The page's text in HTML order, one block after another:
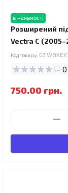
в наявності
Розширений
Vectra C
Код товару:
0
750.00 грн.